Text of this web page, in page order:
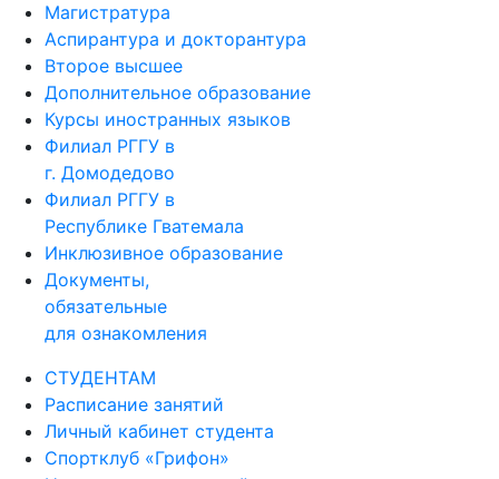
Магистратура
Аспирантура и докторантура
Второе высшее
Дополнительное образование
Курсы иностранных языков
Филиал РГГУ в
г. Домодедово
Филиал РГГУ в
Республике Гватемала
Инклюзивное образование
Документы,
обязательные
для ознакомления
СТУДЕНТАМ
Расписание занятий
Личный кабинет студента
Спортклуб «Грифон»